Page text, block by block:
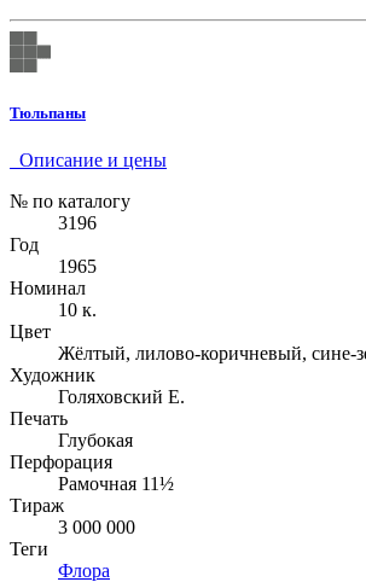
Тюльпаны
Описание и цены
№ по каталогу
3196
Год
1965
Номинал
10 к.
Цвет
Жёлтый, лилово-коричневый, сине-
Художник
Голяховский Е.
Печать
Глубокая
Перфорация
Рамочная 11½
Тираж
3 000 000
Теги
Флора